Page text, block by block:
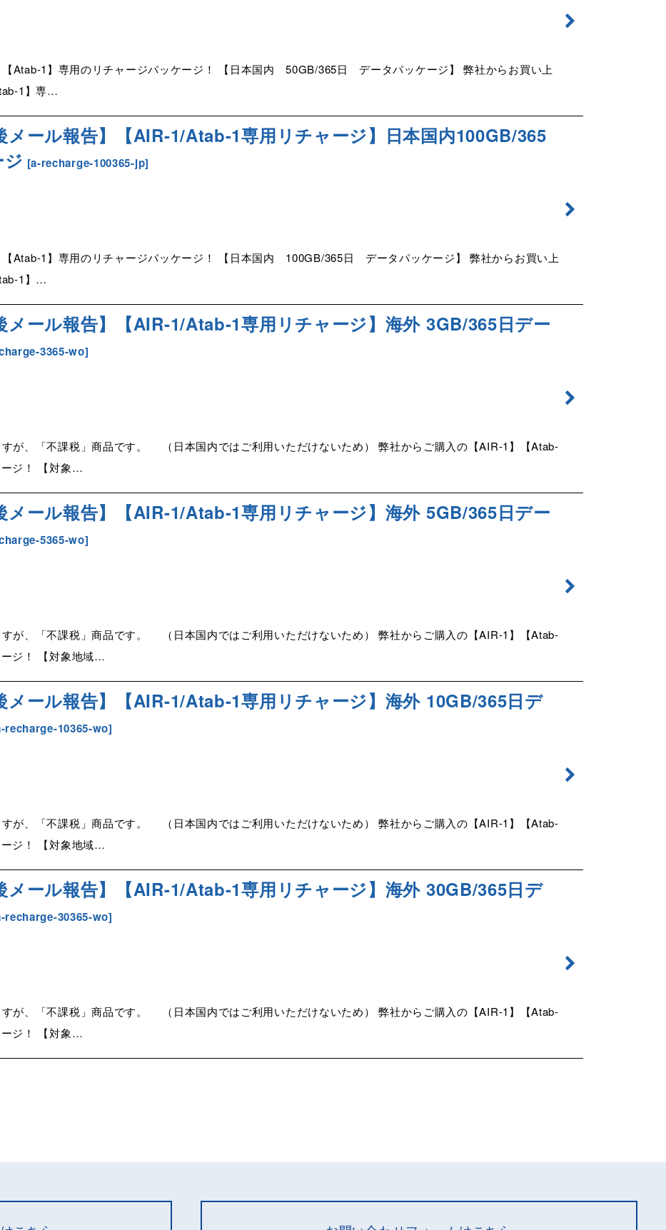
Atab-1】専用のリチャージパッケージ！ 【日本国内 50GB/365日 データパッケージ】 弊社からお買い上
1】専…
メール報告】【AIR-1/Atab-1専用リチャージ】日本国内100GB/365
[a-recharge-100365-jp]
Atab-1】専用のリチャージパッケージ！ 【日本国内 100GB/365日 データパッケージ】 弊社からお買い上
1】…
メール報告】【AIR-1/Atab-1専用リチャージ】海外 3GB/365日デー
3365-wo]
が、「不課税」商品です。 （日本国内ではご利用いただけないため） 弊社からご購入の【AIR-1】【Atab-
ージ！ 【対象…
メール報告】【AIR-1/Atab-1専用リチャージ】海外 5GB/365日デー
5365-wo]
が、「不課税」商品です。 （日本国内ではご利用いただけないため） 弊社からご購入の【AIR-1】【Atab-
ジ！ 【対象地域…
メール報告】【AIR-1/Atab-1専用リチャージ】海外 10GB/365日デ
recharge-10365-wo]
が、「不課税」商品です。 （日本国内ではご利用いただけないため） 弊社からご購入の【AIR-1】【Atab-
ジ！ 【対象地域…
メール報告】【AIR-1/Atab-1専用リチャージ】海外 30GB/365日デ
recharge-30365-wo]
が、「不課税」商品です。 （日本国内ではご利用いただけないため） 弊社からご購入の【AIR-1】【Atab-
ージ！ 【対象…